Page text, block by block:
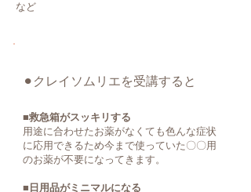
など
⚫︎クレイソムリエを受講すると
■救急箱がスッキリする
用途に合わせたお薬がなくても色んな症状
に応用できるため今まで使っていた〇〇用
のお薬が不要になってきます。
■日用品がミニマルになる